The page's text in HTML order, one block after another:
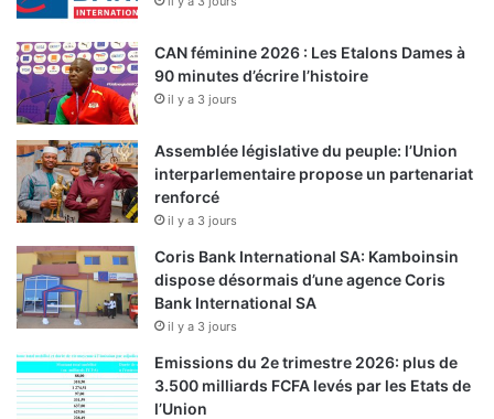
CAN féminine 2026 : Les Etalons Dames à
90 minutes d’écrire l’histoire
il y a 3 jours
Assemblée législative du peuple: l’Union
interparlementaire propose un partenariat
renforcé
il y a 3 jours
Coris Bank International SA: Kamboinsin
dispose désormais d’une agence Coris
Bank International SA
il y a 3 jours
Emissions du 2e trimestre 2026: plus de
3.500 milliards FCFA levés par les Etats de
l’Union